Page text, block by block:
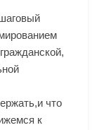
что
к